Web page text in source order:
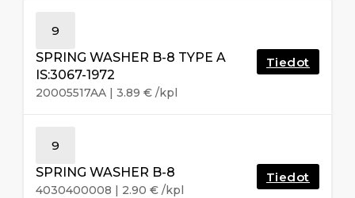
9
SPRING WASHER B-8 TYPE A
IS:3067-1972
20005517AA | 3.89 € /kpl
Tiedot
9
SPRING WASHER B-8
4030400008 | 2.90 € /kpl
Tiedot